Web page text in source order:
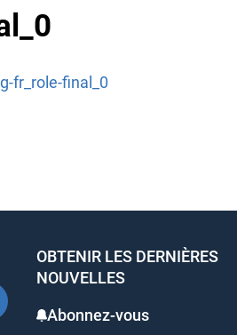
fr_role-final_0
OBTENIR LES DERNIÈRES
NOUVELLES
Abonnez-vous